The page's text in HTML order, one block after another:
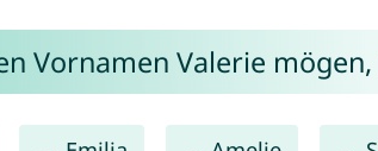
Vornamen Valerie